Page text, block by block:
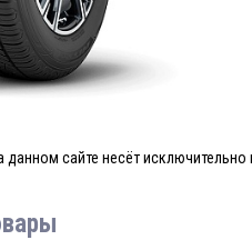
данном сайте несёт